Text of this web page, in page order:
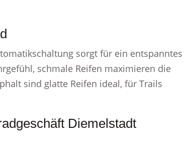
sorgt für ein entspanntes
schmale Reifen maximieren die
sind glatte Reifen ideal, für Trails
Diemelstadt